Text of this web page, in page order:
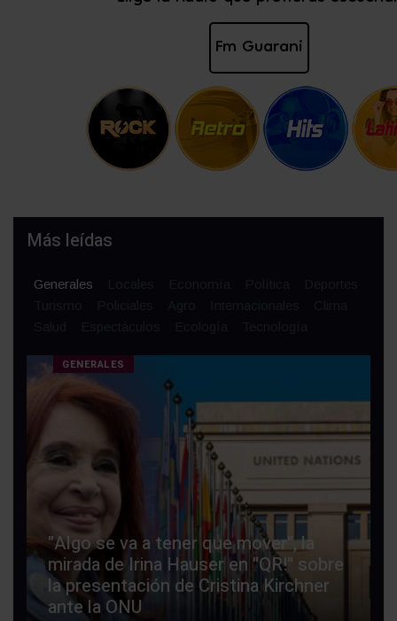
Más leídas
Generales
GENERALES
"Algo se va a tener que mover", la
mirada de Irina Hauser en "QR!" sobre
la presentación de Cristina Kirchner
ante la ONU